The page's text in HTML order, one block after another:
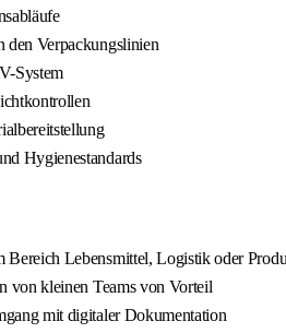
den Verpackungslinien
System
Hygienestandards
Bereich Lebensmittel, Logistik oder
von kleinen Teams von Vorteil
mit digitaler Dokumentation